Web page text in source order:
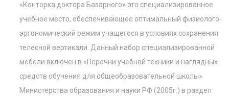
«Конторка доктора Базарного» это специализированное
учебное место, обеспечивающее оптимальный физиолого-
эргономический режим учащегося в условиях сохранения
телесной вертикали. Данный набор специализированной
мебели включен в «Перечни учебной техники и наглядных
средств обучения для общеобразовательной школы»
Министерства образования и науки РФ (2005г.) в раздел